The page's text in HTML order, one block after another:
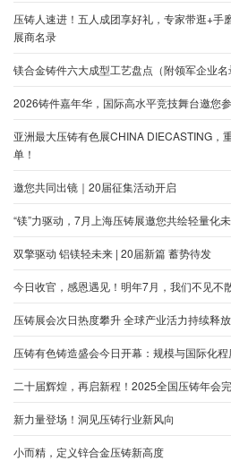
压铸人速进！五人成团享好礼，专家带逛+手
展商名录
镁合金铸件六大成型工艺盘点（附领军企业名
2026铸件嘉年华，国际高水平竞技舞台邀您
亚洲最大压铸有色展CHINA DIECASTING，
单！
邀您共同出镜｜20届征集活动开启
“镁”力驱动，7月上海压铸展邀您共绘轻量化
双擎驱动 铝镁轻未来 | 20届新篇 蓄势待发
今日收官，感恩遇见！明年7月，我们不见不
压铸展会次日热度攀升 全球产业活力持续释放
压铸有色铸造盛会今日开幕：规模与国际化
二十届辉煌，再启新程！2025全国压铸年会
新力量登场！洞见压铸行业新风向
小而精，定义锌合金压铸新高度